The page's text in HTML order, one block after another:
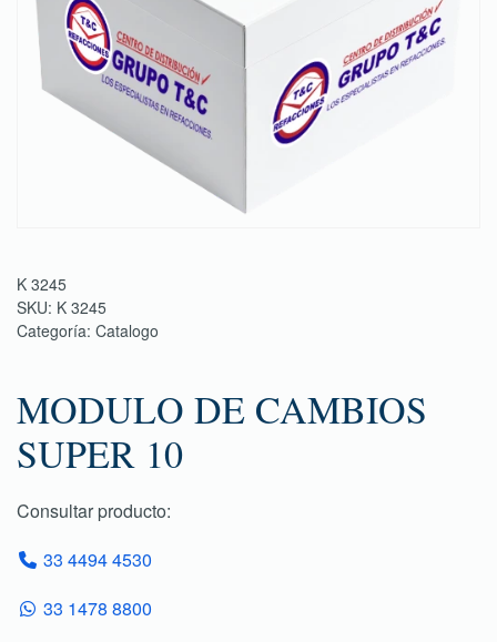
K 3245
SKU: K 3245
Categoría: Catalogo
MODULO DE CAMBIOS
SUPER 10
Consultar producto:
33 4494 4530
33 1478 8800